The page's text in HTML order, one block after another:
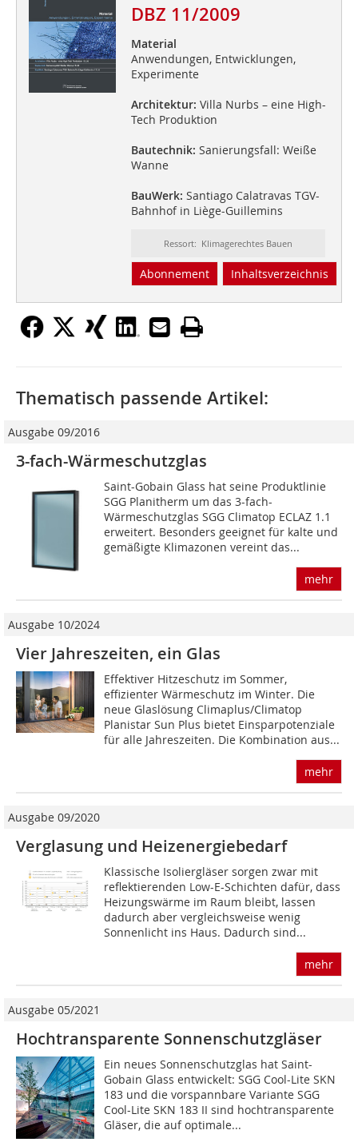
DBZ 11/2009
Material
Anwendungen, Entwicklungen,
Experimente
Architektur: Villa Nurbs – eine High-
Tech Produktion
Bautechnik: Sanierungsfall: Weiße
Wanne
BauWerk: Santiago Calatravas TGV-
Bahnhof in Liège-Guillemins
Ressort: Klimagerechtes Bauen
Abonnement Inhaltsverzeichnis
Thematisch passende Artikel:
Ausgabe 09/2016
3-fach-Wärmeschutzglas
Saint-Gobain Glass hat seine Produktlinie
SGG Planitherm um das 3-fach-
Wärmeschutzglas SGG Climatop ECLAZ 1.1
erweitert. Besonders geeignet für kalte und
gemäßigte Klimazonen vereint das...
mehr
Ausgabe 10/2024
Vier Jahreszeiten, ein Glas
Effektiver Hitzeschutz im Sommer,
effizienter Wärmeschutz im Winter. Die
neue Glaslösung Climaplus/Climatop
Planistar Sun Plus bietet Einsparpotenziale
für alle Jahreszeiten. Die Kombination aus...
mehr
Ausgabe 09/2020
Verglasung und Heiz­energiebedarf
Klassische Isoliergläser sorgen zwar mit
reflektierenden Low-E-Schichten dafür, dass
Heizungswärme im Raum bleibt, lassen
dadurch aber vergleichsweise wenig
Sonnenlicht ins Haus. Dadurch sind...
mehr
Ausgabe 05/2021
Hochtransparente Sonnenschutzgläser
Ein neues Sonnenschutzglas hat Saint-
Gobain Glass entwickelt: SGG Cool-Lite SKN
183 und die vorspannbare Variante SGG
Cool-Lite SKN 183 II sind hochtrans­parente
Gläser, die auf optimale...